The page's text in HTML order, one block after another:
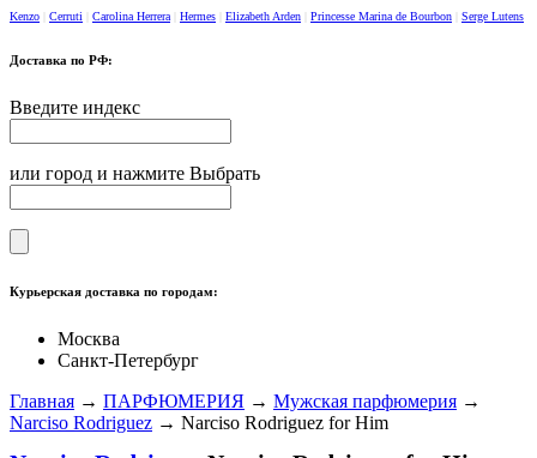
Kenzo Cerruti Carolina Herrera Hermes Elizabeth Arden Princesse Marina de Bourbon Serge Lutens
Доставка по РФ:
Введите индекс
или город и нажмите Выбрать
Курьерская доставка по городам:
Москва
Санкт-Петербург
Главная → ПАРФЮМЕРИЯ → Мужская парфюмерия →
Narciso Rodriguez → Narciso Rodriguez for Him